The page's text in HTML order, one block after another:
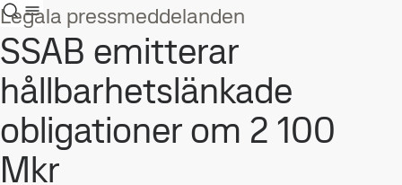
Legala pressmeddelanden
SSAB emitterar
hållbarhetslänkade
obligationer om 2 100
Mkr